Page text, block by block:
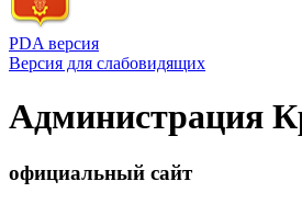
PDA версия
Версия для слабовидящих
Администрация
официальный сайт